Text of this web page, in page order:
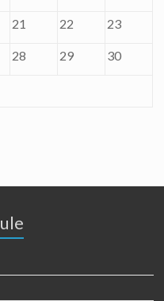
21 22 23
28 29 30